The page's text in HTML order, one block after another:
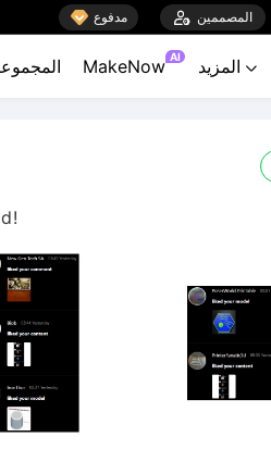
 مدفوع  المصممين
MakeNow AI
